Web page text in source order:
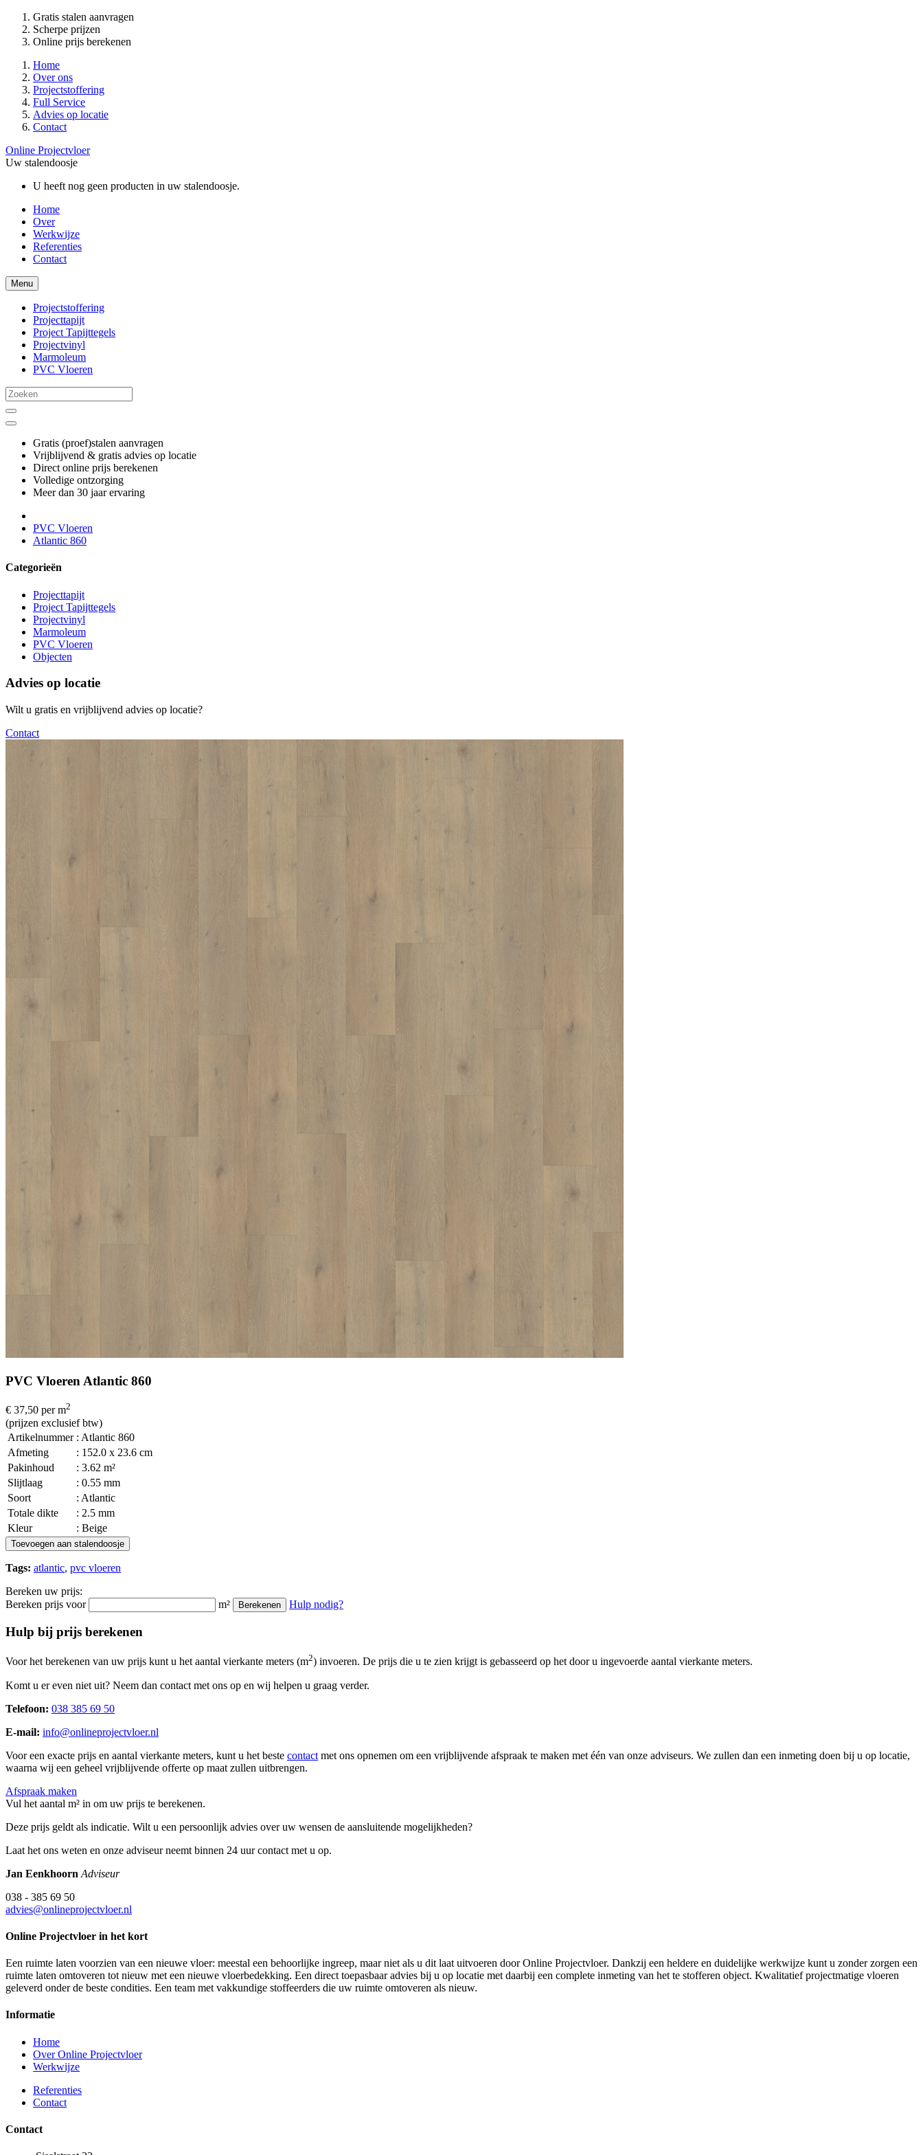
Gratis stalen aanvragen
Scherpe prijzen
Online prijs berekenen
Home
Over ons
Projectstoffering
Full Service
Advies op locatie
Contact
Online Projectvloer
Uw stalendoosje
U heeft nog geen producten in uw stalendoosje.
Home
Over
Werkwijze
Referenties
Contact
Menu
Projectstoffering
Projecttapijt
Project Tapijttegels
Projectvinyl
Marmoleum
PVC Vloeren
Gratis (proef)stalen aanvragen
Vrijblijvend & gratis advies op locatie
Direct online prijs berekenen
Volledige ontzorging
Meer dan 30 jaar ervaring
PVC Vloeren
Atlantic 860
Categorieën
Projecttapijt
Project Tapijttegels
Projectvinyl
Marmoleum
PVC Vloeren
Objecten
Advies op locatie
Wilt u gratis en vrijblijvend advies op locatie?
Contact
PVC Vloeren Atlantic 860
€ 37,50 per m2
(prijzen exclusief btw)
Artikelnummer : Atlantic 860
Afmeting
: 152.0 x 23.6 cm
Pakinhoud
: 3.62 m²
Slijtlaag
: 0.55 mm
Soort
: Atlantic
Totale dikte
: 2.5 mm
Kleur
: Beige
Toevoegen aan stalendoosje
Tags: atlantic, pvc vloeren
Bereken uw prijs:
Bereken prijs voor
m² Berekenen Hulp nodig?
Hulp bij prijs berekenen
Voor het berekenen van uw prijs kunt u het aantal vierkante meters (m2) invoeren. De prijs die u te zien krijgt is gebasseerd op het door u ingevoerde aantal vierkante meters.
Komt u er even niet uit? Neem dan contact met ons op en wij helpen u graag verder.
Telefoon: 038 385 69 50
E-mail: info@onlineprojectvloer.nl
Voor een exacte prijs en aantal vierkante meters, kunt u het beste contact met ons opnemen om een vrijblijvende afspraak te maken met één van onze adviseurs. We zullen dan een inmeting doen bij u op locatie,
waarna wij een geheel vrijblijvende offerte op maat zullen uitbrengen.
Afspraak maken
Vul het aantal m² in om uw prijs te berekenen.
Deze prijs geldt als indicatie. Wilt u een persoonlijk advies over uw wensen de aansluitende mogelijkheden?
Laat het ons weten en onze adviseur neemt binnen 24 uur contact met u op.
Jan Eenkhoorn Adviseur
038 - 385 69 50
advies@onlineprojectvloer.nl
Online Projectvloer in het kort
Een ruimte laten voorzien van een nieuwe vloer: meestal een behoorlijke ingreep, maar niet als u dit laat uitvoeren door Online Projectvloer. Dankzij een heldere en duidelijke werkwijze kunt u zonder zorgen een
ruimte laten omtoveren tot nieuw met een nieuwe vloerbedekking. Een direct toepasbaar advies bij u op locatie met daarbij een complete inmeting van het te stofferen object. Kwalitatief projectmatige vloeren
geleverd onder de beste condities. Een team met vakkundige stoffeerders die uw ruimte omtoveren als nieuw.
Informatie
Home
Over Online Projectvloer
Werkwijze
Referenties
Contact
Contact